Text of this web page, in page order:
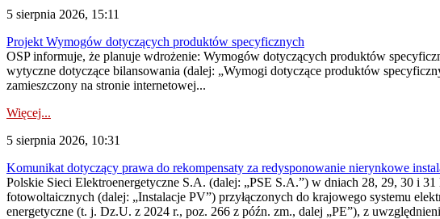
5 sierpnia 2026, 15:11
Projekt Wymogów dotyczących produktów specyficznych
OSP informuje, że planuje wdrożenie: Wymogów dotyczących produktów
wytyczne dotyczące bilansowania (dalej: „Wymogi dotyczące produktów
zamieszczony na stronie internetowej...
Więcej...
5 sierpnia 2026, 10:31
Komunikat dotyczący prawa do rekompensaty za redysponowanie nierynkowe
Polskie Sieci Elektroenergetyczne S.A. (dalej: „PSE S.A.”) w dniach 28, 29, 30 i
fotowoltaicznych (dalej: „Instalacje PV”) przyłączonych do krajowego systemu
energetyczne (t. j. Dz.U. z 2024 r., poz. 266 z późn. zm., dalej „PE”), z